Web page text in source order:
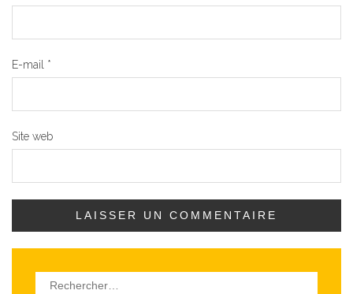
E-mail *
Site web
Rechercher :